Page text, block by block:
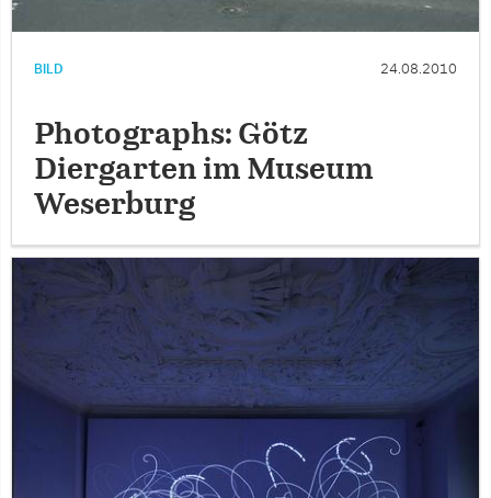
BILD 24.08.2010
Photographs: Götz
Diergarten im Museum
Weserburg